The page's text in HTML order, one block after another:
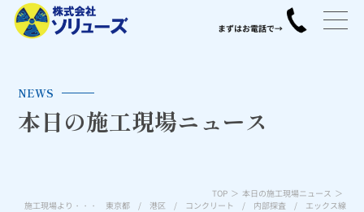
NEWS
本日の施工現場ニュース
TOP
本日の施工現場ニュース
施工現場より・・・ 東京都 / 港区 / コンクリート / 内部探査 / エックス線